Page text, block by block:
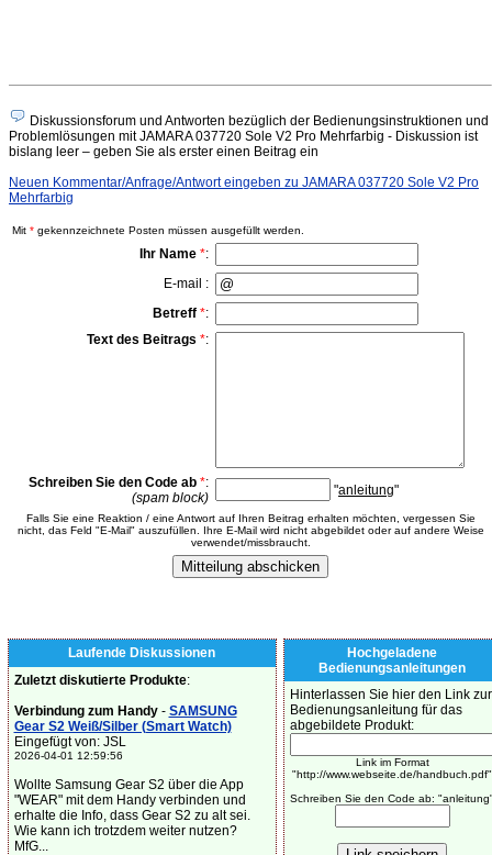
Diskussionsforum und Antworten bezüglich der Bedienungsinstruktionen und
Problemlösungen mit JAMARA 037720 Sole V2 Pro Mehrfarbig - Diskussion ist
bislang leer – geben Sie als erster einen Beitrag ein
Neuen Kommentar/Anfrage/Antwort eingeben zu JAMARA 037720 Sole V2 Pro
Mehrfarbig
Mit * gekennzeichnete Posten müssen ausgefüllt werden.
Ihr Name *:
E-mail :
Betreff *:
Text des Beitrags *:
Schreiben Sie den Code ab *:
(spam block)
"anleitung"
Falls Sie eine Reaktion / eine Antwort auf Ihren Beitrag erhalten möchten, vergessen Sie
nicht, das Feld "E-Mail" auszufüllen. Ihre E-Mail wird nicht abgebildet oder auf andere Weise
verwendet/missbraucht.
Laufende Diskussionen
Zuletzt diskutierte Produkte:
Verbindung zum Handy- SAMSUNG
Gear S2 Weiß/Silber (Smart Watch)
Eingefügt von: JSL
2026-04-01 12:59:56
Wollte Samsung Gear S2 über die App
"WEAR" mit dem Handy verbinden und
erhalte die Info, dass Gear S2 zu alt sei.
Wie kann ich trotzdem weiter nutzen?
MfG...
Hochgeladene
Bedienungsanleitungen
Hinterlassen Sie hier den Link zur
Bedienungsanleitung für das
abgebildete Produkt:
Link im Format
"http://www.webseite.de/handbuch.pdf"
Schreiben Sie den Code ab: